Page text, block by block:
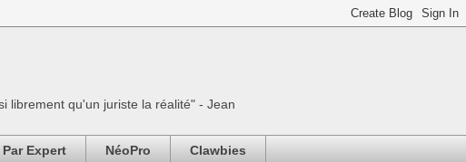
librement qu'un juriste la réalité" - Jean
Par Expert NéoPro Clawbies